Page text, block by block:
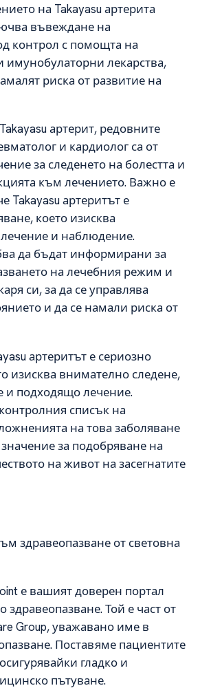
на Takayasu артерита
въвеждане на
контрол с помощта на
имунобулаторни лекарства,
риска от развитие на
артерит, редовните
и кардиолог са от
за следенето на болестта и
към лечението. Важно е
Takayasu артеритът е
което изисква
и наблюдение.
да бъдат информирани за
на лечебния режим и
си, за да се управлява
и да се намали риска от
артеритът е сериозно
изисква внимателно следене,
и подходящо лечение.
списък на
на това заболяване
за подобряване на
на живот на засегнатите
здравеопазване от световна
е вашият доверен портал
Той е част от
Group, уважавано име в
Поставяме пациентите
гладко и
пътуване.